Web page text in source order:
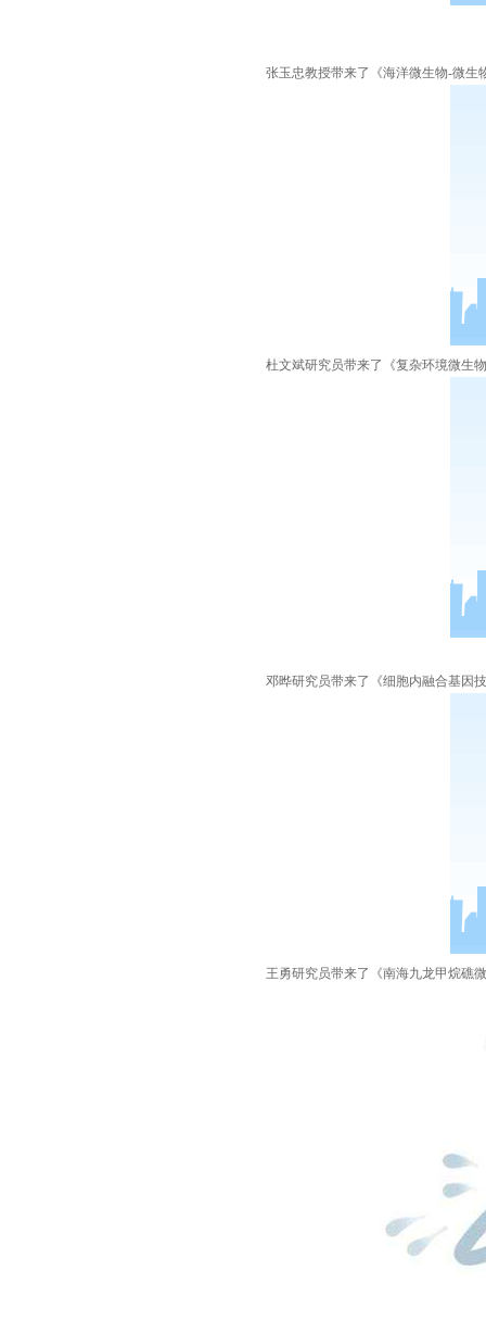
张玉忠教授带来了 《海洋微生物-微生
杜文斌研究员带来了 《复杂环境微生
邓晔研究员带来了 《细胞内融合基因
王勇研究员带来了 《南海九龙甲烷礁